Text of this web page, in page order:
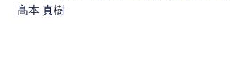
髙本 真樹